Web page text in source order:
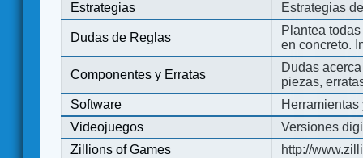
Estrategias
Estrategias
Dudas de Reglas
Plantea
en concreto.
Componentes y Erratas
Dudas
piezas,
Software
Videojuegos
Versiones
Zillions of Games
http://